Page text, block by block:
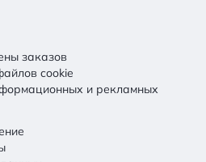
заказов
cookie
и рекламных